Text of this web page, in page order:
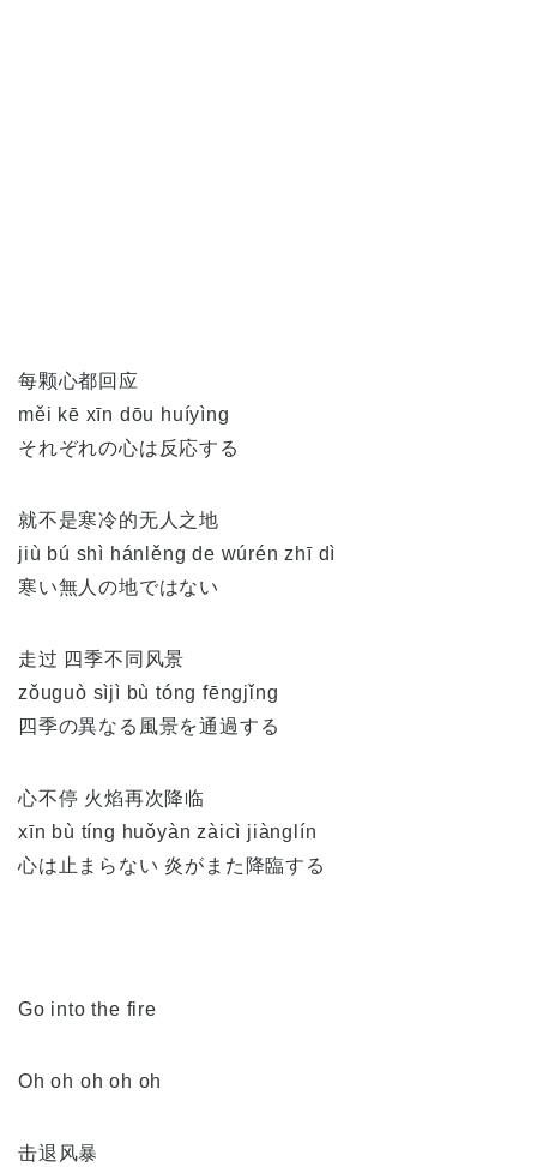
每颗心都回应
měi kē xīn dōu huíyìng
それぞれの心は反応する
就不是寒冷的无人之地
jiù bú shì hánlěng de wúrén zhī dì
寒い無人の地ではない
走过 四季不同风景
zǒuguò sìjì bù tóng fēngjǐng
四季の異なる風景を通過する
心不停 火焰再次降临
xīn bù tíng huǒyàn zàicì jiànglín
心は止まらない 炎がまた降臨する
Go into the fire
Oh oh oh oh oh
击退风暴